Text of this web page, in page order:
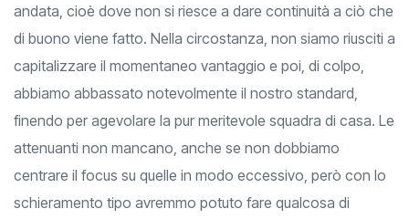
quale la squadra è tornata ai problemi tipici del girone di
andata, cioè dove non si riesce a dare continuità a ciò che
di buono viene fatto. Nella circostanza, non siamo riusciti a
capitalizzare il momentaneo vantaggio e poi, di colpo,
abbiamo abbassato notevolmente il nostro standard,
finendo per agevolare la pur meritevole squadra di casa. Le
attenuanti non mancano, anche se non dobbiamo
centrare il focus su quelle in modo eccessivo, però con lo